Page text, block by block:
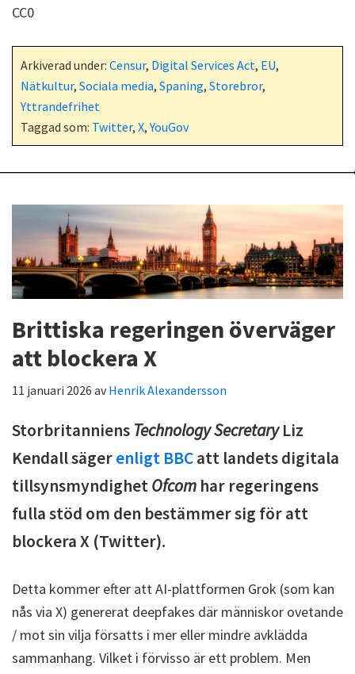
CC0
Arkiverad under: Censur, Digital Services Act, EU,
Nätkultur, Sociala media, Spaning, Storebror,
Yttrandefrihet
Taggad som: Twitter, X,YouGov
Brittiska regeringen överväger
att blockera X
11 januari 2026 avHenrik Alexandersson
Storbritanniens Technology SecretaryLiz
Kendall sägerenligt BBCatt landets digitala
tillsynsmyndighetOfcom har regeringens
fulla stöd om den bestämmer sig för att
blockera X (Twitter).
Detta kommer efter att AI-plattformen Grok (som kan
nås via X) genererat deepfakes där människor ovetande
/ mot sin vilja försatts i mer eller mindre avklädda
sammanhang. Vilket i förvisso är ett problem. Men